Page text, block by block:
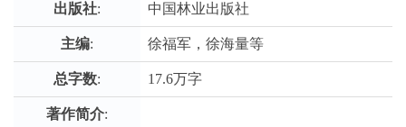
出版社: 中国林业出版社
主编: 徐福军，徐海量等
总字数: 17.6万字
著作简介: